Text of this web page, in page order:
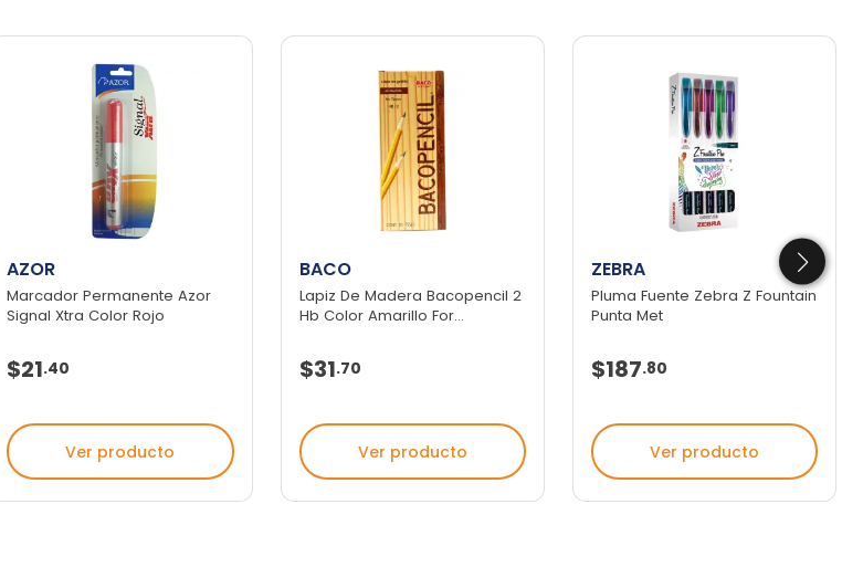
AZOR
Marcador Permanente Azor
Signal Xtra Color Rojo
$21.40
Ver producto
BACO
Lapiz De Madera Bacopencil 2
Hb Color Amarillo For...
$31.70
Ver producto
ZEBRA
Pluma Fuente Zebra Z Fountain
Punta Met
$187.80
Ver producto